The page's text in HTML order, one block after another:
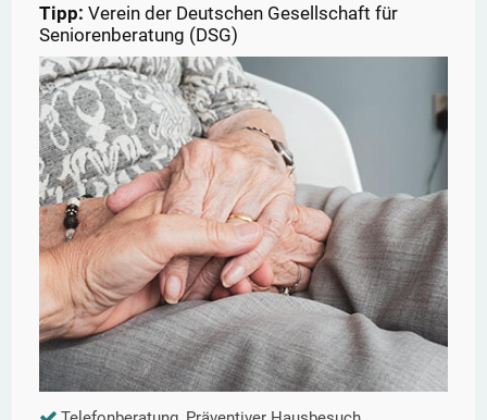
Tipp: Verein der Deutschen Gesellschaft für
Seniorenberatung (DSG)